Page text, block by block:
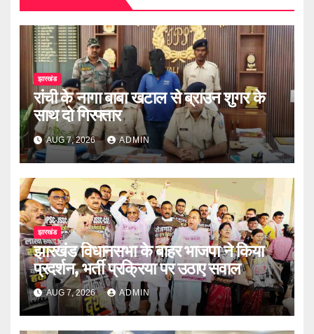
झारखंड
रांची के नागा बाबा खटाल से ब्राउन शुगर के
साथ दो गिरफ्तार
AUG 7, 2026 ADMIN
झारखंड
झारखंड विधानसभा के बाहर भाजपा ने किया
प्रदर्शन, भर्ती प्रक्रिया पर उठाए सवाल
AUG 7, 2026 ADMIN